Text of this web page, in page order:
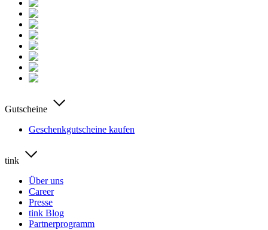
Gutscheine
Geschenkgutscheine kaufen
tink
Über uns
Career
Presse
tink Blog
Partnerprogramm